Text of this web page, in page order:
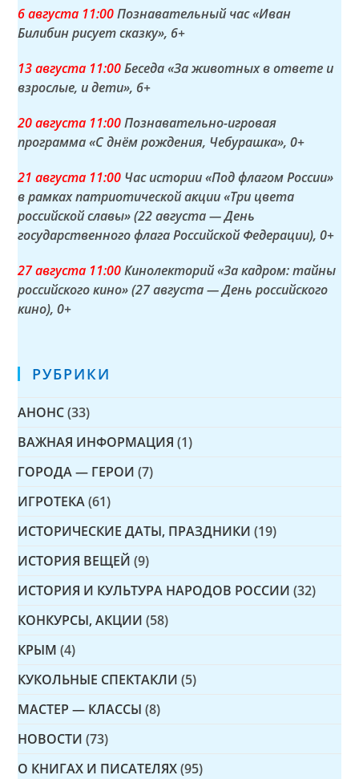
6 августа 11:00Познавательный час «Иван
Билибин рисует сказку», 6+
13 августа 11:00Беседа «За животных в ответе и
взрослые, и дети», 6+
20 августа 11:00Познавательно-игровая
программа «С днём рождения, Чебурашка», 0+
21 августа 11:00 Час истории «Под флагом России»
в рамках патриотической акции «Три цвета
российской славы» (22 августа — День
государственного флага Российской Федерации), 0+
27 августа 11:00Кинолекторий «За кадром: тайны
российского кино» (27 августа — День российского
кино), 0+
РУБРИКИ
АНОНС (33)
ВАЖНАЯ ИНФОРМАЦИЯ (1)
ГОРОДА — ГЕРОИ (7)
ИГРОТЕКА (61)
ИСТОРИЧЕСКИЕ ДАТЫ, ПРАЗДНИКИ (19)
ИСТОРИЯ ВЕЩЕЙ (9)
ИСТОРИЯ И КУЛЬТУРА НАРОДОВ РОССИИ (32)
КОНКУРСЫ, АКЦИИ (58)
КРЫМ (4)
КУКОЛЬНЫЕ СПЕКТАКЛИ (5)
МАСТЕР — КЛАССЫ (8)
НОВОСТИ (73)
О КНИГАХ И ПИСАТЕЛЯХ (95)